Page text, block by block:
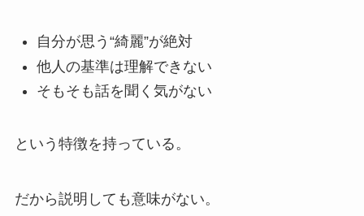
自分が思う“綺麗”が絶対
他人の基準は理解できない
そもそも話を聞く気がない
という特徴を持っている。
だから説明しても意味がない。